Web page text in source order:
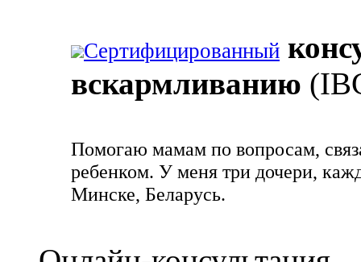
Сертифицированный
вскармливанию
Помогаю мамам по вопросам,
ребенком. У меня три дочери,
Минске, Беларусь.